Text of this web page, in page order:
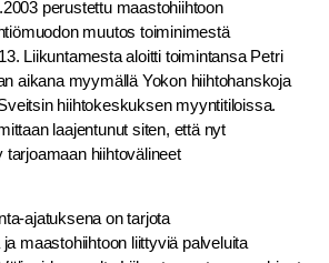
perustettu maastohiihtoon
muutos toiminimestä
Liikuntamesta aloitti toimintansa Petri
aikana myymällä Yokon hiihtohanskoja
hiihtokeskuksen myyntitiloissa.
laajentunut siten, että nyt
hiihtovälineet
ajatuksena on tarjota
maastohiihtoon liittyviä palveluita